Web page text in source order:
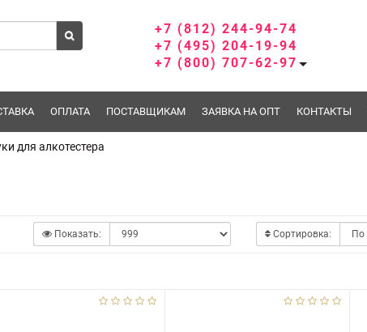
+7 (812) 244-94-74
+7 (495) 204-19-94
+7 (800) 707-62-97
ОПЛАТА ПОСТАВЩИКАМ ЗАЯВКА НА ОПТ КОНТАКТЫ
для алкотестера
Сортировка:
Показать: